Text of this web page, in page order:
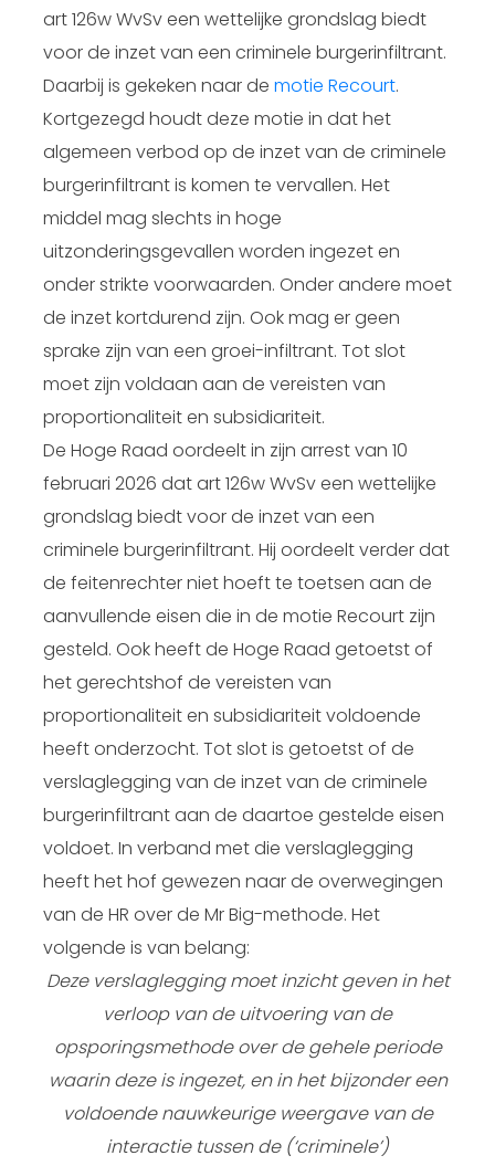
art 126w WvSv een wettelijke grondslag biedt
voor de inzet van een criminele burgerinfiltrant.
Daarbij is gekeken naar de motie Recourt.
Kortgezegd houdt deze motie in dat het
algemeen verbod op de inzet van de criminele
burgerinfiltrant is komen te vervallen. Het
middel mag slechts in hoge
uitzonderingsgevallen worden ingezet en
onder strikte voorwaarden. Onder andere moet
de inzet kortdurend zijn. Ook mag er geen
sprake zijn van een groei-infiltrant. Tot slot
moet zijn voldaan aan de vereisten van
proportionaliteit en subsidiariteit.
De Hoge Raad oordeelt in zijn arrest van 10
februari 2026 dat art 126w WvSv een wettelijke
grondslag biedt voor de inzet van een
criminele burgerinfiltrant. Hij oordeelt verder dat
de feitenrechter niet hoeft te toetsen aan de
aanvullende eisen die in de motie Recourt zijn
gesteld. Ook heeft de Hoge Raad getoetst of
het gerechtshof de vereisten van
proportionaliteit en subsidiariteit voldoende
heeft onderzocht. Tot slot is getoetst of de
verslaglegging van de inzet van de criminele
burgerinfiltrant aan de daartoe gestelde eisen
voldoet. In verband met die verslaglegging
heeft het hof gewezen naar de overwegingen
van de HR over de Mr Big-methode. Het
volgende is van belang:
Deze verslaglegging moet inzicht geven in het
verloop van de uitvoering van de
opsporingsmethode over de gehele periode
waarin deze is ingezet, en in het bijzonder een
voldoende nauwkeurige weergave van de
interactie tussen de (‘criminele’)